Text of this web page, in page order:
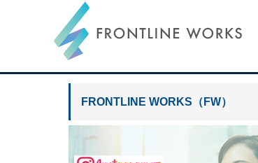
FRONTLINE
WORKS
FRONTLINE WORKS（FW）